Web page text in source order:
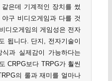
은데 기계적인 장치를 썼
구 비디오게임과 다를 것
디오게임의 게임성은 전자
됩니다. 단지, 전자기술이
과 실제감이 가능하다는
CRPG보다 TRPG가 훨씬
의 룰과 재미를 얼마나